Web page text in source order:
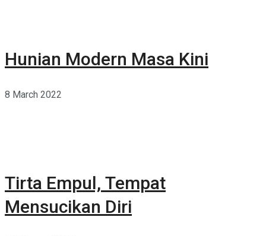
Hunian Modern Masa Kini
8 March 2022
Tirta Empul, Tempat
Mensucikan Diri